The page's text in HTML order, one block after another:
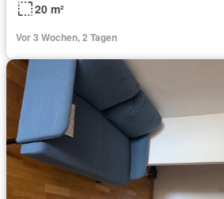
20 m²
Vor 3 Wochen, 2 Tagen